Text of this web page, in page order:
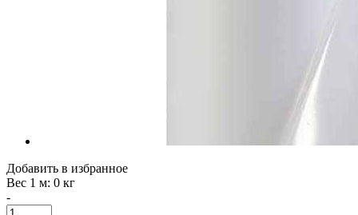
Добавить в избранное
Вес 1 м: 0 кг
-